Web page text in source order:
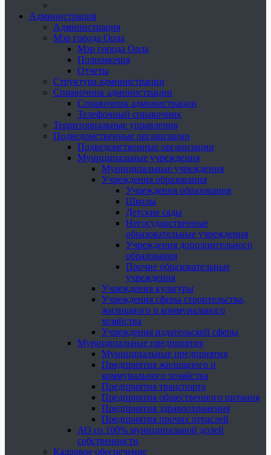
Администрация
Администрация
Мэр города Орла
Мэр города Орла
Полномочия
Отчеты
Структура администрации
Справочник администрации
Справочник администрации
Телефонный справочник
Территориальные управления
Подведомственные организации
Подведомственные организации
Муниципальные учреждения
Муниципальные учреждения
Учреждения образования
Учреждения образования
Школы
Детские сады
Негосударственные
образовательные учреждения
Учреждения дополнительного
образования
Прочие образовательные
учреждения
Учреждения культуры
Учреждения сферы строительства,
жилищного и коммунального
хозяйства
Учреждения издательской сферы
Муниципальные предприятия
Муниципальные предприятия
Предприятия жилищного и
коммунального хозяйства
Предприятия транспорта
Предприятия общественного питания
Предприятия здравоохранения
Предприятия прочих отраслей
АО со 100% муниципальной долей
собственности
Кадровое обеспечение